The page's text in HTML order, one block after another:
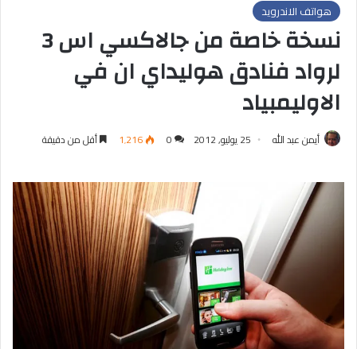
هواتف الاندرويد
نسخة خاصة من جالاكسي اس 3
لرواد فنادق هوليداي ان في
الاوليمبياد
أيمن عبد الله 25 يوليو, 2012 0 1٬216 أقل من دقيقة